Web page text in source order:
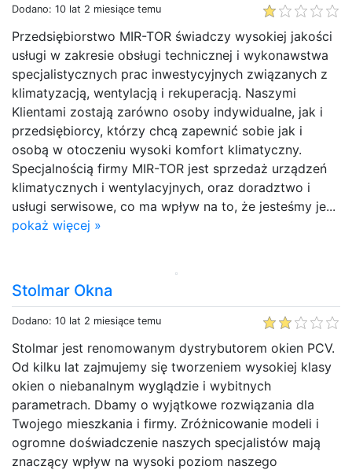
Dodano: 10 lat 2 miesiące temu
Przedsiębiorstwo MIR-TOR świadczy wysokiej jakości
usługi w zakresie obsługi technicznej i wykonawstwa
specjalistycznych prac inwestycyjnych związanych z
klimatyzacją, wentylacją i rekuperacją. Naszymi
Klientami zostają zarówno osoby indywidualne, jak i
przedsiębiorcy, którzy chcą zapewnić sobie jak i
osobą w otoczeniu wysoki komfort klimatyczny.
Specjalnością firmy MIR-TOR jest sprzedaż urządzeń
klimatycznych i wentylacyjnych, oraz doradztwo i
usługi serwisowe, co ma wpływ na to, że jesteśmy je...
pokaż więcej »
Stolmar Okna
Dodano: 10 lat 2 miesiące temu
Stolmar jest renomowanym dystrybutorem okien PCV.
Od kilku lat zajmujemy się tworzeniem wysokiej klasy
okien o niebanalnym wyglądzie i wybitnych
parametrach. Dbamy o wyjątkowe rozwiązania dla
Twojego mieszkania i firmy. Zróżnicowanie modeli i
ogromne doświadczenie naszych specjalistów mają
znaczący wpływ na wysoki poziom naszego